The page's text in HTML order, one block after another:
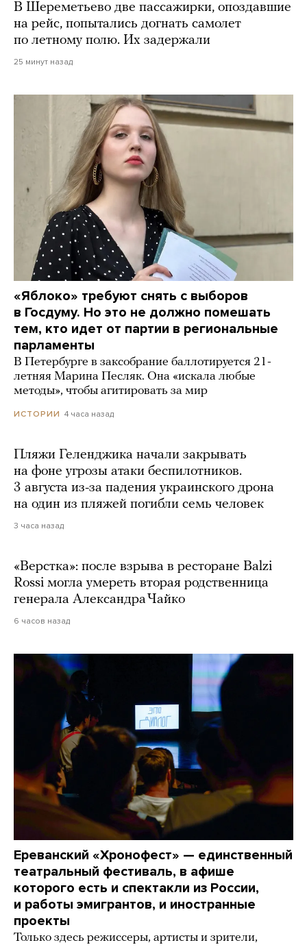
В Шереметьево две пассажирки, опоздавшие
на рейс, попытались догнать самолет
по летному полю. Их задержали
25 минут назад
«Яблоко» требуют снять с выборов
в Госдуму. Но это не должно помешать
тем, кто идет от партии в региональные
парламенты
В Петербурге в заксобрание баллотируется 21-
летняя Марина Песляк. Она «искала любые
методы», чтобы агитировать за мир
ИСТОРИИ 4 часа назад
Пляжи Геленджика начали закрывать
на фоне угрозы атаки беспилотников.
3 августа из-за падения украинского дрона
на один из пляжей погибли семь человек
3 часа назад
«Верстка»: после взрыва в ресторане Balzi
Rossi могла умереть вторая родственница
генерала Александра Чайко
6 часов назад
Ереванский «Хронофест» — единственный
театральный фестиваль, в афише
которого есть и спектакли из России,
и работы эмигрантов, и иностранные
проекты
Только здесь режиссеры, артисты и зрители,